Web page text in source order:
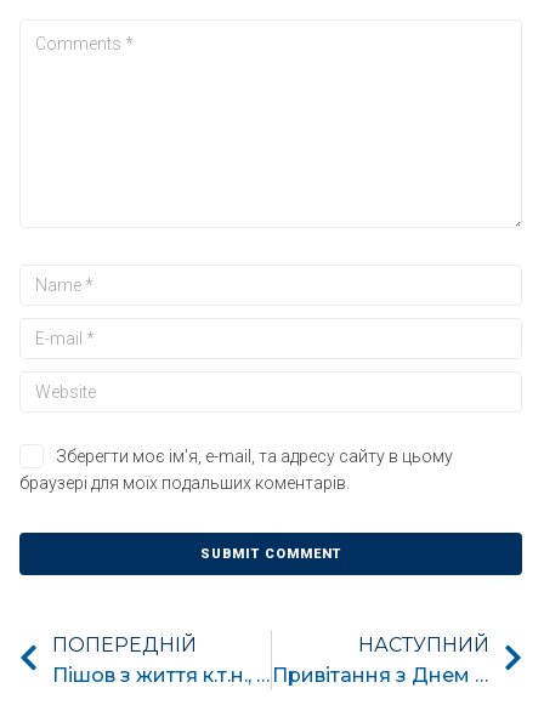
Зберегти моє ім'я, e-mail, та адресу сайту в цьому
браузері для моїх подальших коментарів.
ПОПЕРЕДНІЙ
Пішов з життя к.т.н., Кошель Володимир Миколайович
НАСТУПНИЙ
Привітання з Днем знань!